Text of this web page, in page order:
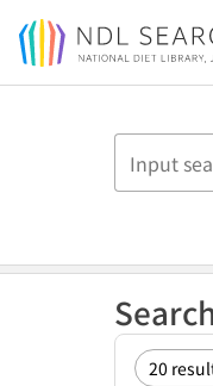
Jump to main content